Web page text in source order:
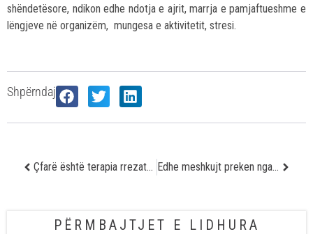
shëndetësore, ndikon edhe ndotja e ajrit, marrja e pamjaftueshme e
lëngjeve në organizëm, mungesa e aktivitetit, stresi.
Shpërndaj
Çfarë është terapia rrezatuese? Edhe meshkujt preken nga sëmundja e karcinomit të gjirit
PËRMBAJTJET E LIDHURA